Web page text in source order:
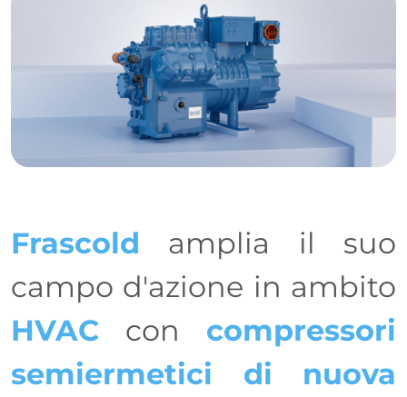
Frascold amplia il suo
campo d'azione in ambito
HVAC con compressori
semiermetici di nuova